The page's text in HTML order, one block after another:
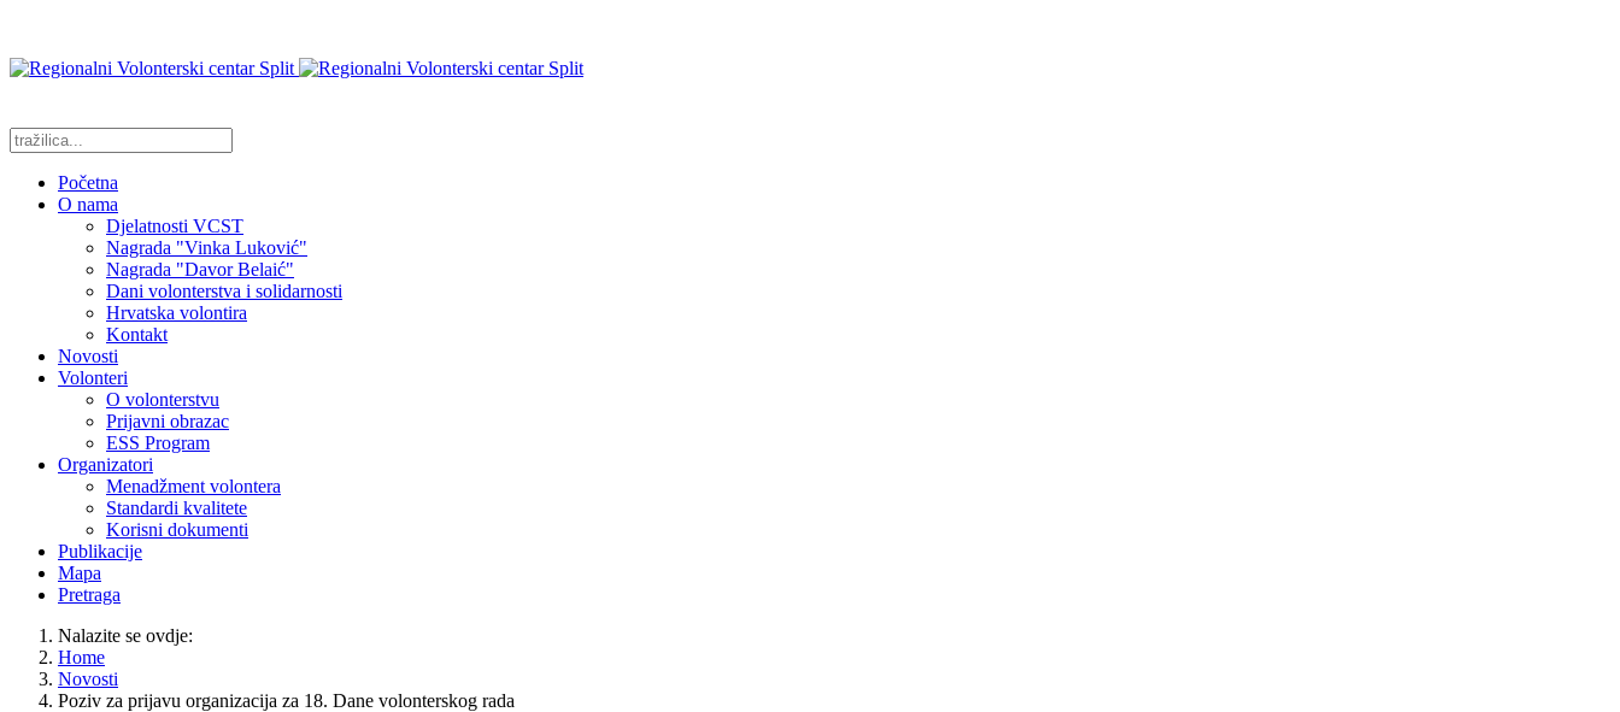
Početna
O nama
Djelatnosti VCST
Nagrada "Vinka Luković"
Nagrada "Davor Belaić"
Dani volonterstva i solidarnosti
Hrvatska volontira
Kontakt
Novosti
Volonteri
O volonterstvu
Prijavni obrazac
ESS Program
Organizatori
Menadžment volontera
Standardi kvalitete
Korisni dokumenti
Publikacije
Mapa
Pretraga
Nalazite se ovdje:
Home
Novosti
Poziv za prijavu organizacija za 18. Dane volonterskog rada